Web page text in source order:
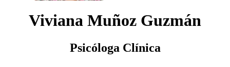
Viviana Muñoz Guzmán
Psicóloga Clínica